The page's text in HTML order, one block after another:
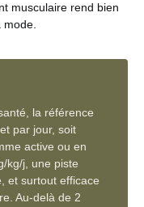
musculaire rend bien
mode.
la référence
par jour, soit
active ou en
kg/j, une piste
et surtout efficace
Au-delà de 2